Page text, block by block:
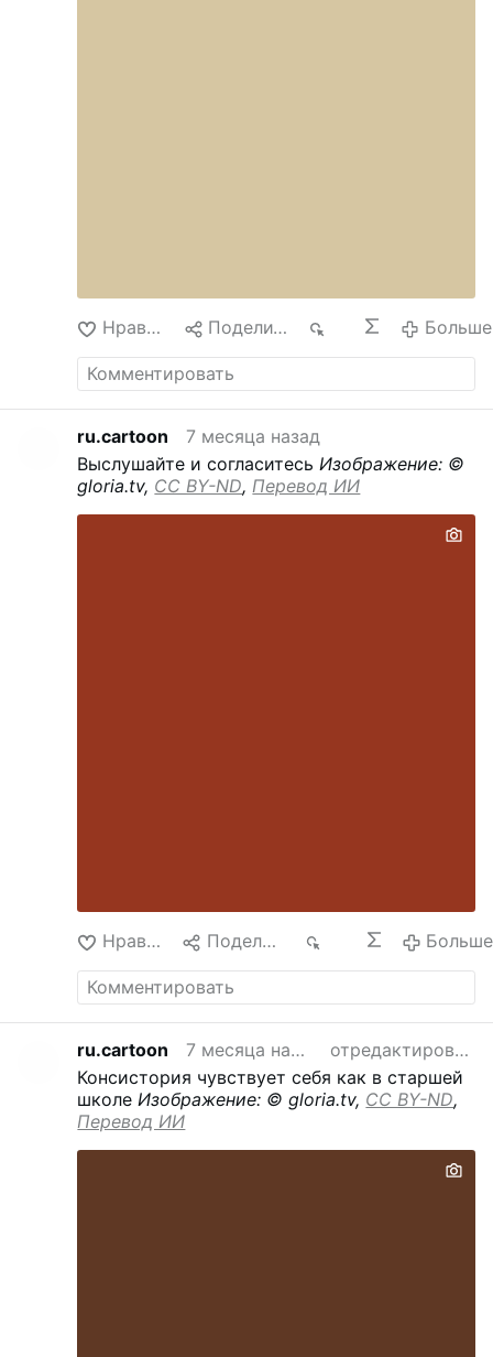
Нравится Поделиться Больше
ru.cartoon
7 месяца назад
Выслушайте и согласитесь Изображение: ©
gloria.tv, CC BY-ND, Перевод ИИ
Нравится Поделиться Больше
ru.cartoon 7 месяца назад
отредактировано
Консистория чувствует себя как в старшей
школе Изображение: © gloria.tv, CC BY-ND,
Перевод ИИ